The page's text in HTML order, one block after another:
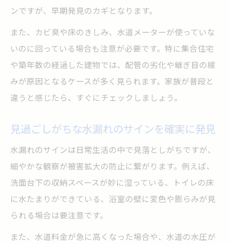
ンですが、早期発見のカギとなります。
また、カビ臭や床のきしみ、水道メーターが使っていな
いのに回っている場合も注意が必要です。特に集合住宅
や築年数の経過した建物では、配管の劣化や継ぎ目の緩
みが原因となるケースが多く見られます。家族が普段と
違うと感じたら、すぐにチェックしましょう。
見過ごしがちな水漏れのサインを確実に発見
水漏れのサインは日常生活の中で見落としがちですが、
細やかな観察が被害拡大の防止に繋がります。例えば、
洗面台下の収納スペースが妙に湿っている、トイレの床
に水たまりができている、浴室の壁に変色や膨らみが見
られる場合は要注意です。
また、水道料金が急に高くなった場合や、水道の水圧が